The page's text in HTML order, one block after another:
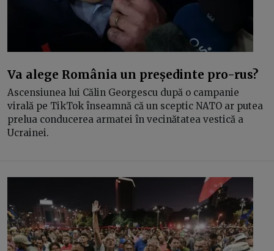
Va alege România un președinte pro-rus?
Ascensiunea lui Călin Georgescu după o campanie
virală pe TikTok înseamnă că un sceptic NATO ar putea
prelua conducerea armatei în vecinătatea vestică a
Ucrainei.